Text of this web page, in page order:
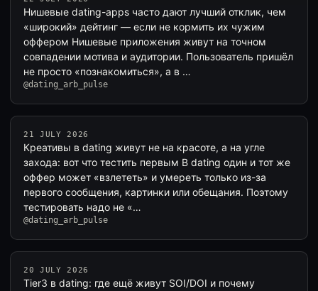
Нишевые dating-apps часто дают лучший отклик, чем
«широкий» дейтинг — если не кормить их чужим
оффером Нишевые приложения живут на точном
совпадении мотива и аудитории. Пользователь пришёл
не просто «познакомиться», а в …
@dating_arb_pulse
21 JULY 2026
Креативы в dating живут не на красоте, а на угле
захода: вот что тестить первым В dating один и тот же
оффер может «взлететь» и умереть только из-за
первого сообщения, картинки или обещания. Поэтому
тестировать надо не «…
@dating_arb_pulse
20 JULY 2026
Tier3 в dating: где ещё живут SOI/DOI и почему